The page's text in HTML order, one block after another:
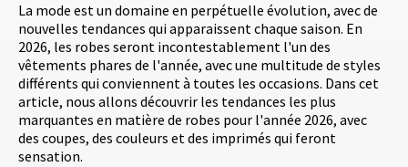
La mode est un domaine en perpétuelle évolution, avec de
nouvelles tendances qui apparaissent chaque saison. En
2026, les robes seront incontestablement l'un des
vêtements phares de l'année, avec une multitude de styles
différents qui conviennent à toutes les occasions. Dans cet
article, nous allons découvrir les tendances les plus
marquantes en matière de robes pour l'année 2026, avec
des coupes, des couleurs et des imprimés qui feront
sensation.